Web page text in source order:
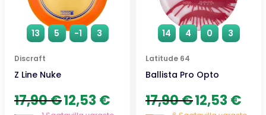
13 5 -1 3
Discraft
Z Line Nuke
17,90€ Alkuperäinen
hinta
12,53 € Nykyinen
14 4 0 3
Latitude 64
Ballista Pro Opto
17,90€ Alkuperäinen
hinta
12,53 €